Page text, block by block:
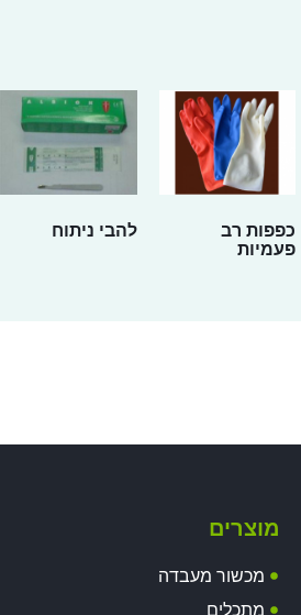
כפפות רב
פעמיות
להבי ניתוח
מוצרים
מכשור מעבדה
מתכלים